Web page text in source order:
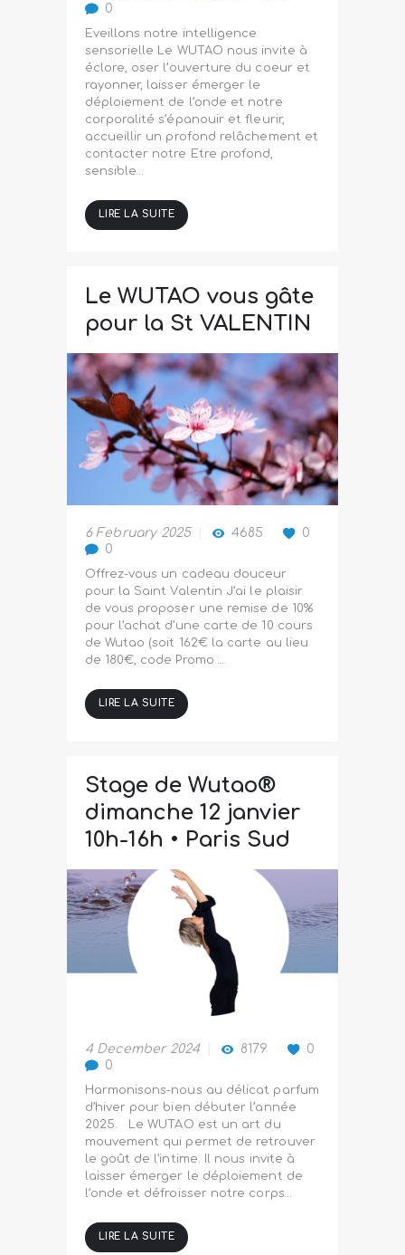
0
Eveillons notre intelligence
sensorielle Le WUTAO nous invite à
éclore, oser l’ouverture du coeur et
rayonner, laisser émerger le
déploiement de l’onde et notre
corporalité s’épanouir et fleurir,
accueillir un profond relâchement et
contacter notre Etre profond,
sensible…
LIRE LA SUITE
Le WUTAO vous gâte
pour la St VALENTIN
6 February 2025 4685
0
0
Offrez-vous un cadeau douceur
pour la Saint Valentin J’ai le plaisir
de vous proposer une remise de 10%
pour l’achat d’une carte de 10 cours
de Wutao (soit 162€ la carte au lieu
de 180€, code Promo :…
LIRE LA SUITE
Stage de Wutao®
dimanche 12 janvier
10h-16h • Paris Sud
4 December 2024 8179
0
0
Harmonisons-nous au délicat parfum
d’hiver pour bien débuter l’année
2025. Le WUTAO est un art du
mouvement qui permet de retrouver
le goût de l’intime. Il nous invite à
laisser émerger le déploiement de
l’onde et défroisser notre corps…
LIRE LA SUITE